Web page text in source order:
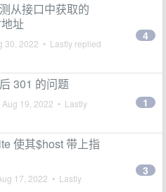
从接口中获取的
址
30, 2022 • Lastly replied
4
301 的问题
Aug 19, 2022 • Lastly
1
使其$host 带上指
17, 2022 • Lastly
3